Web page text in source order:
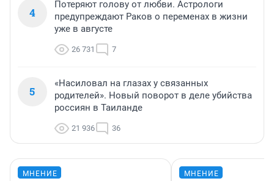
4
Потеряют голову от любви. Астрологи
предупреждают Раков о переменах в жизни
уже в августе
26 731 7
5
«Насиловал на глазах у связанных
родителей». Новый поворот в деле убийства
россиян в Таиланде
21 936 36
МНЕНИЕ МНЕНИЕ